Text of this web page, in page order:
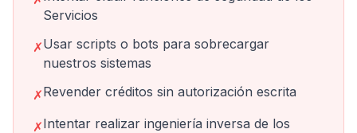
Servicios
✗Usar scripts o bots para sobrecargar
nuestros sistemas
✗Revender créditos sin autorización escrita
✗Intentar realizar ingeniería inversa de los